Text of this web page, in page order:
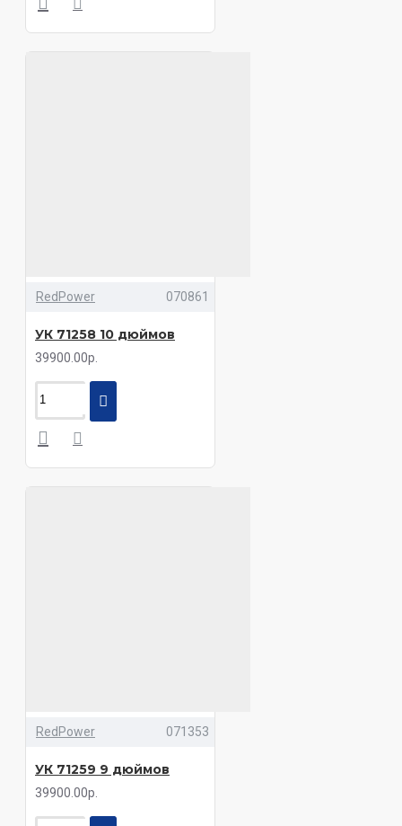
RedPower 070861
УК 71258 10 дюймов
39900.00р.
RedPower 071353
УК 71259 9 дюймов
39900.00р.